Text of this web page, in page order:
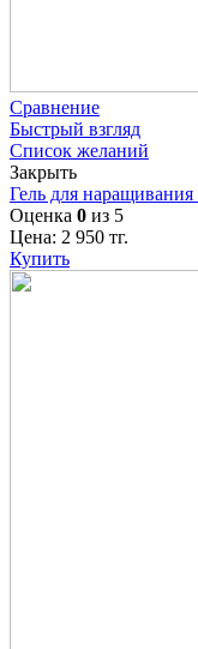
Сравнение
Быстрый взгляд
Список желаний
Закрыть
Гель для
Оценка 0 из 5
Цена: 2 950 тг.
Купить